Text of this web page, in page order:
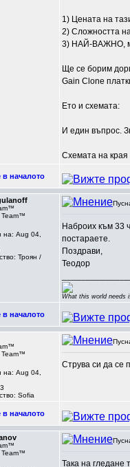
1) Цената на
2) Сложността
3) НАЙ-ВАЖНО,
Ще се борим
Gain Clone
Ето и схемата:
И един въпрос.
Схемата на края
в началото
на: Aug 04,
Троян /
Наброих към 33
постараете.
Поздрави,
Теодор
What this world needs
в началото
на: Aug 04,
Sofia
Струва си да се
в началото
Така на гледане